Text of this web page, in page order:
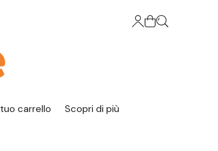
carrello Scopri di più